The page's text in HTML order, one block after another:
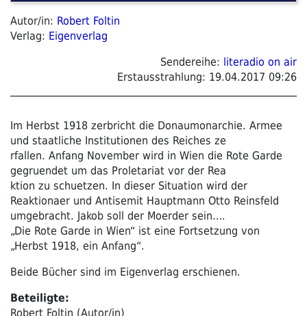
Autor/in: Robert Foltin
Verlag: Eigenverlag
Sendereihe: literadio on air
Erstausstrahlung: 19.04.2017 09:26
Im Herbst 1918 zerbricht die Donaumonarchie. Armee
und staatliche Institutionen des Reiches ze
rfallen. Anfang November wird in Wien die Rote Garde
gegruendet um das Proletariat vor der Rea
ktion zu schuetzen. In dieser Situation wird der
Reaktionaer und Antisemit Hauptmann Otto Reinsfeld
umgebracht. Jakob soll der Moerder sein….
„Die Rote Garde in Wien“ ist eine Fortsetzung von
„Herbst 1918, ein Anfang“.
Beide Bücher sind im Eigenverlag erschienen.
Beteiligte:
Robert Foltin (Autor/in)